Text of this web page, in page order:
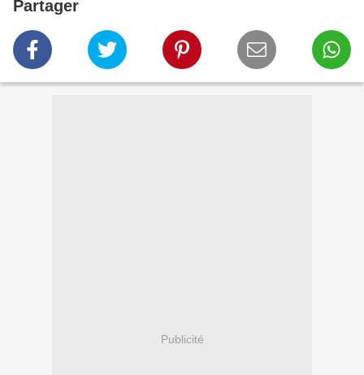
Partager
Publicité